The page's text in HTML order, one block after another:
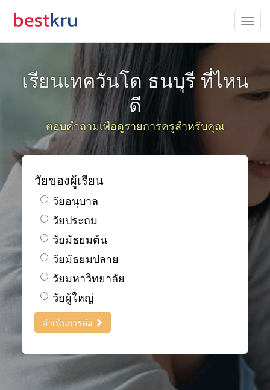
เรียนเทควันโด ธนบุรี ที่ไหน
ดี
ตอบคำถามเพื่อดูรายการครูสำหรับคุณ
วัยของผู้เรียน
วัยอนุบาล
วัยประถม
วัยมัธยมต้น
วัยมัธยมปลาย
วัยมหาวิทยาลัย
วัยผู้ใหญ่
ดำเนินการต่อ